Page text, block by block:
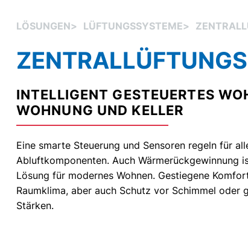
LÖSUNGEN> LÜFTUNGSSYSTEME>
INTELLIGENT GESTEUERTES
WOHNUNG UND KELLER
Eine smarte Steuerung und Sensoren regeln für
Abluftkomponenten. Auch Wärmerückgewinnung
Lösung für modernes Wohnen. Gestiegene
Raumklima, aber auch Schutz vor Schimmel oder
Stärken.